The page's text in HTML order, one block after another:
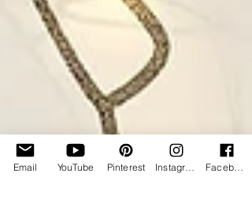
Email YouTube Pinterest